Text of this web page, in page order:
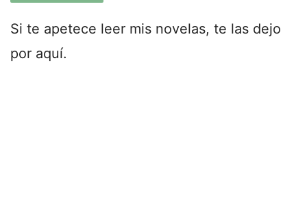
Si te apetece leer mis novelas, te las dejo
por aquí.